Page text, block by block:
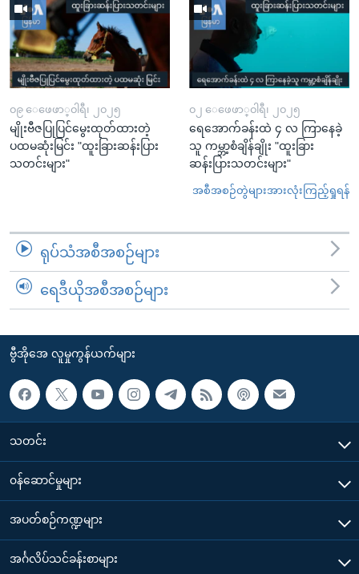
၀၉ ေဖေဖာ္၀ါရီ၊ ၂၀၂၅
မျိုးဗီဇပြုပြင်မွေးထုတ်ထားတဲ့
ပထမဆုံးမြင်း "ထူးခြားဆန်းပြား
သတင်းများ"
၀၂ ေဖေဖာ္၀ါရီ၊ ၂၀၂၅
ရေအောက်ခန်းထဲ ၄ လ ကြာနေခဲ့
သူ ကမ္ဘာ့စံချိန်ချိုး "ထူးခြား
ဆန်းပြားသတင်းများ"
အစီအစဉ်တွဲများအားလုံးကြည့်ရှုရန်
ရုပ်သံအစီအစဉ်များ
ရေဒီယိုအစီအစဉ်များ
ဗွီအိုအေ လူမှုကွန်ယက်များ
သတင်း
၀န်ဆောင်မှုများ
အပတ်စဉ်ကဏ္ဍများ
အင်္ဂလိပ်သင်ခန်းစာများ